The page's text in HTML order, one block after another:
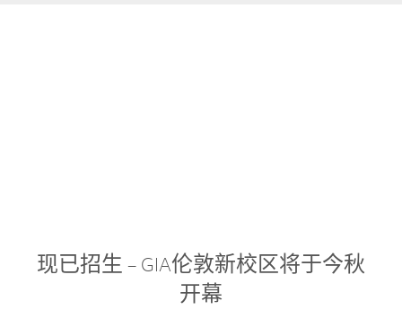
现已招生 – GIA伦敦新校区将于今秋
开幕